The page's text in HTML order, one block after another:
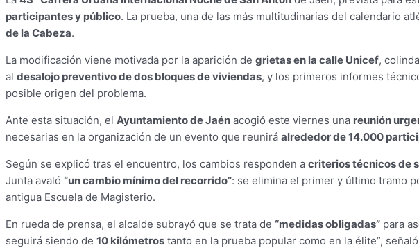
participantes y público. La prueba, una de las más multitudinarias del calendario
de la Cabeza.
La modificación viene motivada por la aparición de grietas en la calle Unicef,
al desalojo preventivo de dos bloques de viviendas, y los primeros informes
posible origen del problema.
Ante esta situación, el Ayuntamiento de Jaén acogió este viernes una reunión
necesarias en la organización de un evento que reunirá alrededor de 14.000
Según se explicó tras el encuentro, los cambios responden a criterios técnicos de
Junta avaló “un cambio mínimo del recorrido”: se elimina el primer y último tramo
antigua Escuela de Magisterio.
En rueda de prensa, el alcalde subrayó que se trata de “medidas obligadas” para
seguirá siendo de 10 kilómetros tanto en la prueba popular como en la élite”,